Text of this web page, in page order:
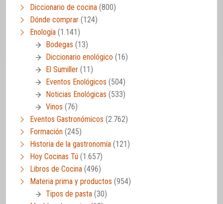
Diccionario de cocina (800)
Dónde comprar (124)
Enología (1.141)
Bodegas (13)
Diccionario enológico (16)
El Sumiller (11)
Eventos Enológicos (504)
Noticias Enológicas (533)
Vinos (76)
Eventos Gastronómicos (2.762)
Formación (245)
Historia de la gastronomía (121)
Hoy Cocinas Tú (1.657)
Libros de Cocina (496)
Materia prima y productos (954)
Tipos de pasta (30)